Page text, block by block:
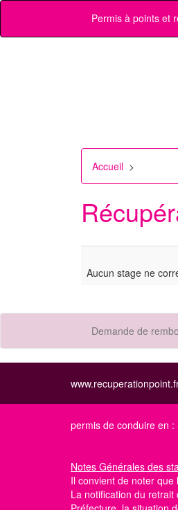
Permis à points et
Accueil >
Aucun stage ne
Demande de
permis de conduire en :
Notes Générales des
Il convient de noter
La notification du